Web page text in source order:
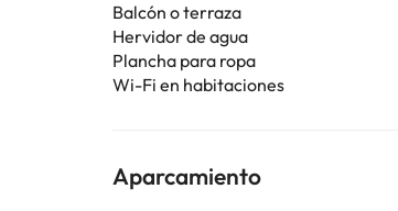
Balcón o terraza
Hervidor de agua
Plancha para ropa
Wi-Fi en habitaciones
Aparcamiento